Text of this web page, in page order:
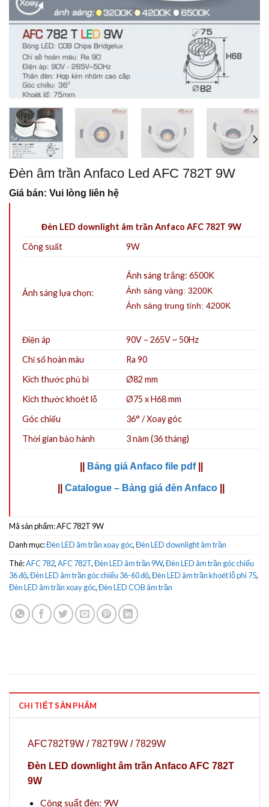
Đèn âm trần Anfaco Led AFC 782T 9W
Giá bán: Vui lòng liên hệ
Đèn LED downlight âm trần Anfaco AFC 782T 9W
Công suất
9W
Ánh sáng lựa chọn:
Ánh sáng trắng: 6500K
Ánh sáng vàng: 3200K
Ánh sáng trung tính: 4200K
Điện áp
90V – 265V ~ 50Hz
Chỉ số hoàn màu
Ra 90
Kích thước phủ bì
Ø82 mm
Kích thước khoét lỗ
Ø75 x H68 mm
Góc chiếu
36° / Xoay góc
Thời gian bảo hành
3 năm (36 tháng)
Bảng giá Anfaco file pdf
Catalogue – Bảng giá đèn Anfaco
Mã sản phẩm:AFC 782T 9W
Danh mục:Đèn LED âm trần xoay góc,Đèn LED downlight âm trần
Thẻ:AFC 782,AFC 782T,Đèn LED âm trần 9W,Đèn LED âm trần góc chiếu
36 độ,Đèn LED âm trần góc chiếu 36-60 độ,Đèn LED âm trần khoét lỗ phi 75,
Đèn LED âm trần xoay góc,Đèn LED COB âm trần
CHI TIẾT SẢN PHẨM
AFC782T9W / 782T9W / 7829W
Đèn LED downlight âm trần Anfaco AFC 782T
9W
Công suất đèn: 9W